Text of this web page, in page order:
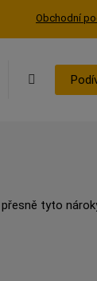
Obchodní
Vyhledávání
tyto